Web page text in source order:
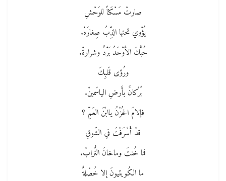
صارتْ مَسْكَناً للوَحْشِ
يُؤْوي تحتها الذِّبُ صِغارَهْ.
حُبُّكَ الأَوْحَدُ بَرْدٌ وشرارةْ.
ورُؤى قَلبِكَ
بُرْكانٌ بأَرضِ الياسَمينْ.
فإلامَ الحُزْنُ ياابْنَ العَمِّ ؟
قدْ أَسْرَفْتَ في الشّوقِ
فما خُنتَ وماخانَ التُّرابْ.
ما الكُويتيونَ إلا خُصْلةٌ